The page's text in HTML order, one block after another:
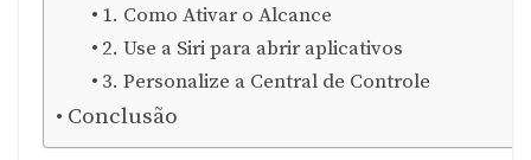
1. Como Ativar o Alcance
2. Use a Siri para abrir aplicativos
3. Personalize a Central de Controle
Conclusão